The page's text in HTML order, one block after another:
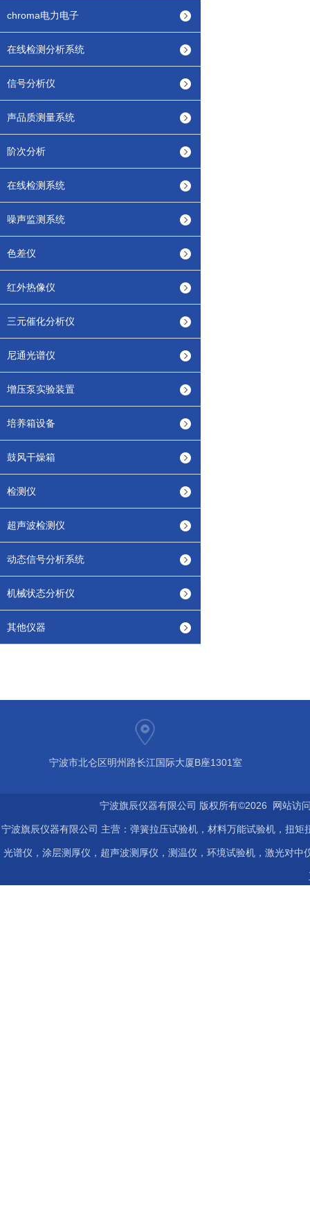
chroma电力电子
在线检测分析系统
信号分析仪
声品质测量系统
阶次分析
在线检测系统
噪声监测系统
色差仪
红外热像仪
三元催化分析仪
尼通光谱仪
增压泵实验装置
培养箱设备
鼓风干燥箱
检测仪
超声波检测仪
动态信号分析系统
机械状态分析仪
其他仪器
宁波市北仑区明州路长江国际大厦B座1301室
宁波旗辰仪器有限公司 版权所有©2026 网站
宁波旗辰仪器有限公司 主营：弹簧拉压试验机，材料万能试验机，扭
光谱仪，涂层测厚仪，超声波测厚仪，测温仪，环境试验机，激光对